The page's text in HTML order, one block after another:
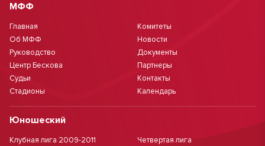
МФФ
Главная
Об МФФ
Руководство
Центр Бескова
Судьи
Стадионы
Комитеты
Новости
Документы
Партнеры
Контакты
Календарь
Юношеский
Клубная лига 2009-2011
Четвертая лига